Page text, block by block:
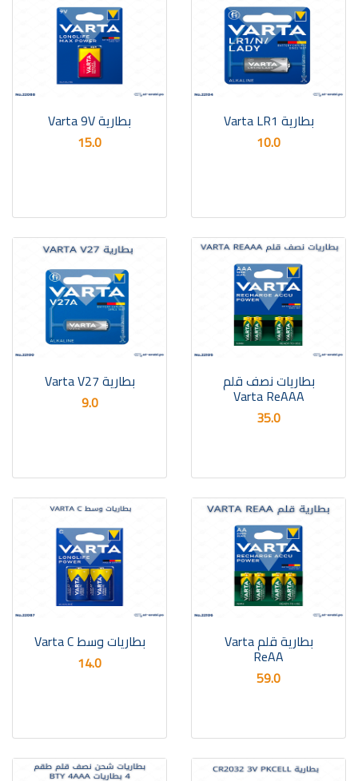
بطارية Varta LR1
10.0
بطارية Varta 9V
15.0
بطاريات نصف قلم
Varta ReAAA
35.0
بطارية Varta V27
9.0
بطارية قلم Varta
ReAA
59.0
بطاريات وسط Varta C
14.0